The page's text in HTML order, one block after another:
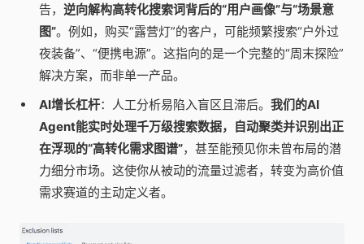
告， 逆向解构高转化搜索词背后的“用户画像”与“场景意
图”。例如，购买“露营灯”的客户，可能频繁搜索“户外过
夜装备”、“便携电源”。这指向的是一个完整的“周末探险”
解决方案，而非单一产品。
AI增长杠杆：人工分析易陷入盲区且滞后。 我们的AI
Agent能实时处理千万级搜索数据，自动聚类并识别出正
在浮现的“高转化需求图谱”，甚至能预见你未曾布局的潜
力细分市场。这使你从被动的流量过滤者，转变为高价值
需求赛道的主动定义者。